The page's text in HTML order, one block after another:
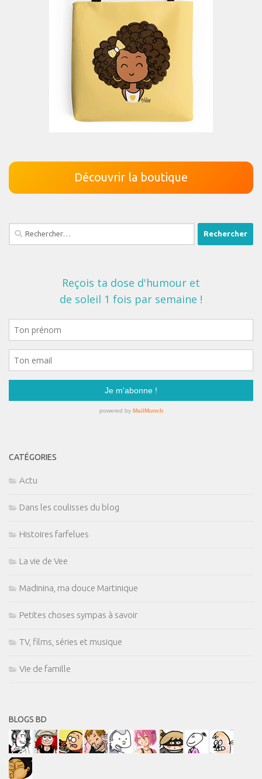
Découvrir la boutique
Rechercher :
CATÉGORIES
Actu
Dans les coulisses du blog
Histoires farfelues
La vie de Vee
Madinina, ma douce Martinique
Petites choses sympas à savoir
TV, films, séries et musique
Vie de famille
BLOGS BD